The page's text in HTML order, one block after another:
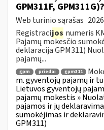
GPM311F, GPM311G)?
Web turinio sąrašas
Registracijos numeris
Pajamų mokesčio
deklaracija GPM311)
pajamų...
gpm priedai gpm311
m. gyventojų pajamų ir
Lietuvos gyventojų
pajamų mokestis »
pajamos ir jų
sumokėjimas ir
GPM311)